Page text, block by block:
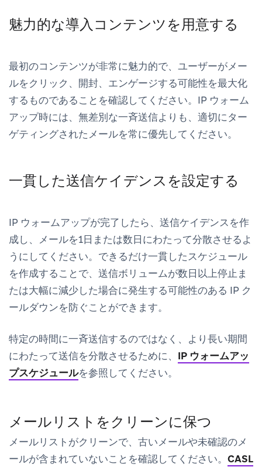
魅力的な導入コンテンツを用意する
最初のコンテンツが非常に魅力的で、ユーザーがメー
ルをクリック、開封、エンゲージする可能性を最大化
するものであることを確認してください。IP ウォーム
アップ時には、無差別な一斉送信よりも、適切にター
ゲティングされたメールを常に優先してください。
一貫した送信ケイデンスを設定する
IP ウォームアップが完了したら、送信ケイデンスを作
成し、メールを1日または数日にわたって分散させるよ
うにしてください。できるだけ一貫したスケジュール
を作成することで、送信ボリュームが数日以上停止ま
たは大幅に減少した場合に発生する可能性のある IP ク
ールダウンを防ぐことができます。
特定の時間に一斉送信するのではなく、より長い期間
にわたって送信を分散させるために、 IP ウォームアッ
プスケジュールを参照してください。
メールリストをクリーンに保つ
メールリストがクリーンで、古いメールや未確認のメ
ールが含まれていないことを確認してください。 CASL